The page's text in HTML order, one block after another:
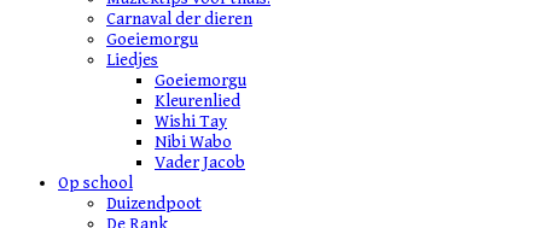
Carnaval der dieren
Goeiemorgu
Liedjes
Goeiemorgu
Kleurenlied
Wishi Tay
Nibi Wabo
Vader Jacob
Op school
Duizendpoot